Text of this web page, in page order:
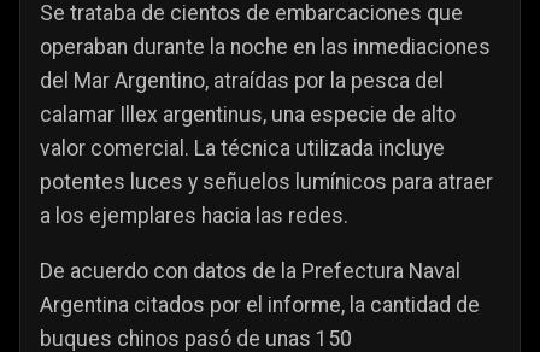
Se trataba de cientos de embarcaciones que
operaban durante la noche en las inmediaciones
del Mar Argentino, atraídas por la pesca del
calamar Illex argentinus, una especie de alto
valor comercial. La técnica utilizada incluye
potentes luces y señuelos lumínicos para atraer
a los ejemplares hacia las redes.
De acuerdo con datos de la Prefectura Naval
Argentina citados por el informe, la cantidad de
buques chinos pasó de unas 150